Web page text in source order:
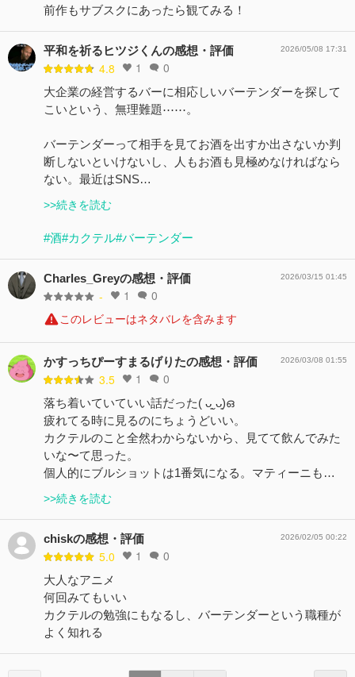
前作もサブスクにあったら観てみる！
平和を祈るヒツジくんの感想・評価
4.8 1 0
2026/05/08 17:31
大企業の経営するバーに相応しいバーテンダーを探して
こいという、無理難題⋯⋯。
バーテンダーって相手を見てお酒を出すか出さないか判
断しないといけないし、人もお酒も見極めなければなら
ない。最近はSNS…
>>続きを読む
#酒#カクテル#バーテンダー
Charles_Greyの感想・評価
- 1 0
2026/03/15 01:45
このレビューはネタバレを含みます
かすっちぴーすまるげりたの感想・評価
3.5 1 0
2026/03/08 01:55
落ち着いていていい話だった( ᴗ͈ˬᴗ͈)ഒ
疲れてる時に見るのにちょうどいい。
カクテルのこと全然わからないから、見てて飲んでみた
いな〜て思った。
個人的にブルショットは1番気になる。マティーニも…
>>続きを読む
chiskの感想・評価
5.0 1 0
2026/02/05 00:22
大人なアニメ
何回みてもいい
カクテルの勉強にもなるし、バーテンダーという職種が
よく知れる